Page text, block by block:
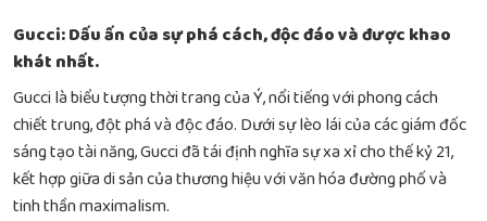
Gucci: Dấu ấn của sự phá cách, độc đáo và được khao
khát nhất.
Gucci là biểu tượng thời trang của Ý, nổi tiếng với phong cách
chiết trung, đột phá và độc đáo. Dưới sự lèo lái của các giám đốc
sáng tạo tài năng, Gucci đã tái định nghĩa sự xa xỉ cho thế kỷ 21,
kết hợp giữa di sản của thương hiệu với văn hóa đường phố và
tinh thần maximalism.